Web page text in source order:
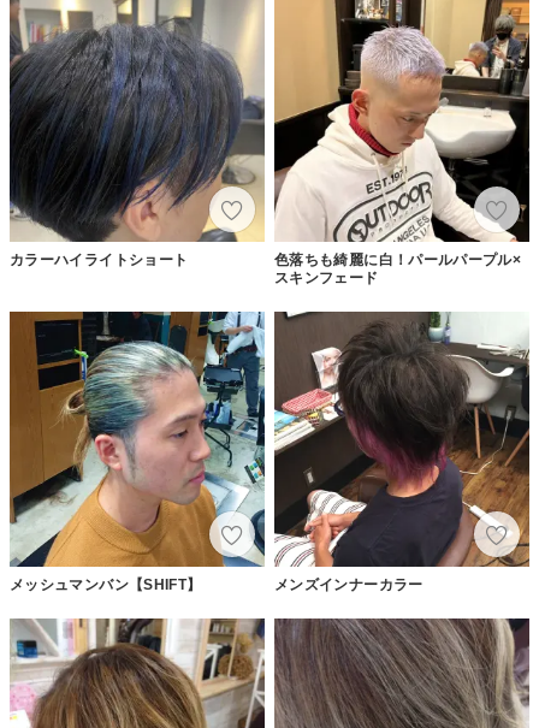
カラーハイライトショート
色落ちも綺麗に白！パールパープル×
スキンフェード
メッシュマンバン【SHIFT】 メンズインナーカラー